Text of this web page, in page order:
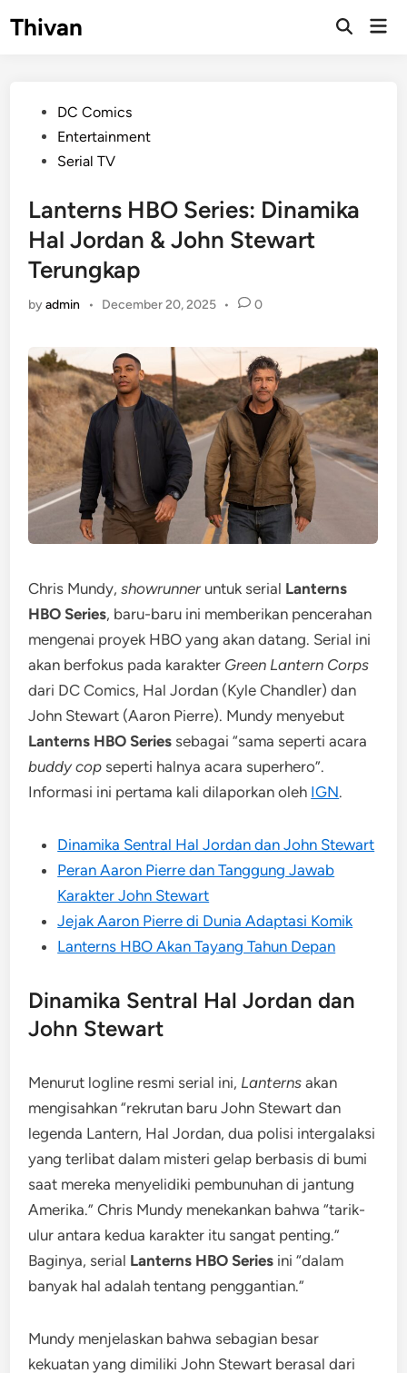
Thivan
Open
PostedDC Comics
Entertainment
Serial TV
Lanterns HBO Series: Dinamika
Hal Jordan & John Stewart
Terungkap
byadmin • December 20, 2025 • 0
Chris Mundy,showrunner untuk serial Lanterns
HBO Series, baru-baru ini memberikan pencerahan
mengenai proyek HBO yang akan datang. Serial ini
akan berfokus pada karakter Green Lantern Corps
dari DC Comics, Hal Jordan (Kyle Chandler) dan
John Stewart (Aaron Pierre). Mundy menyebut
Lanterns HBO Series sebagai “sama seperti acara
buddy cop seperti halnya acara superhero”.
Informasi ini pertama kali dilaporkan oleh IGN.
Dinamika Sentral Hal Jordan dan John Stewart
Peran Aaron Pierre dan Tanggung Jawab
Karakter John Stewart
Jejak Aaron Pierre di Dunia Adaptasi Komik
Lanterns HBO Akan Tayang Tahun Depan
Dinamika Sentral Hal Jordan dan
John Stewart
Menurut logline resmi serial ini, Lanterns akan
mengisahkan “rekrutan baru John Stewart dan
legenda Lantern, Hal Jordan, dua polisi intergalaksi
yang terlibat dalam misteri gelap berbasis di bumi
saat mereka menyelidiki pembunuhan di jantung
Amerika.” Chris Mundy menekankan bahwa “tarik-
ulur antara kedua karakter itu sangat penting.”
Baginya, serial Lanterns HBO Series ini “dalam
banyak hal adalah tentang penggantian.”
Mundy menjelaskan bahwa sebagian besar
kekuatan yang dimiliki John Stewart berasal dari